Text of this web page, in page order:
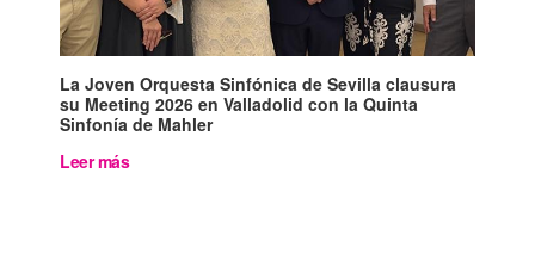
La Joven Orquesta Sinfónica de Sevilla clausura
su Meeting 2026 en Valladolid con la Quinta
Sinfonía de Mahler
Leer más